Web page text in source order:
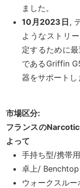
ました。
10月2023日 ,
ようなストリ
定するために
であるGriffin
器をサポートし
市場区分:
フランスの
よって
手持ち型/携帯
卓上/ Benchtop
ウォークスル